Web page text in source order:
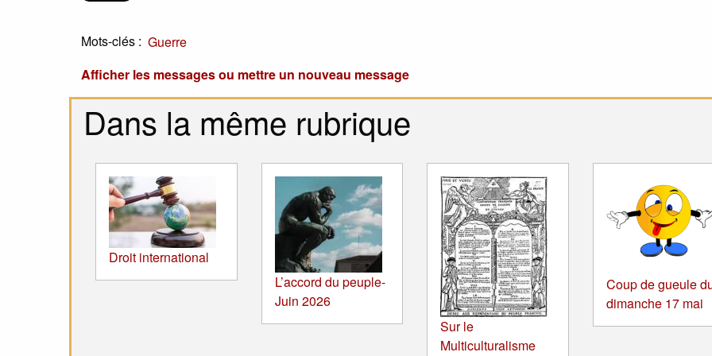
Mots-clés : Guerre
Afficher les messages ou mettre un nouveau message
Dans la même rubrique
Droit international
L’accord du peuple-
Juin 2026
Sur le
Multiculturalisme
Coup de gueule
dimanche 17 mai